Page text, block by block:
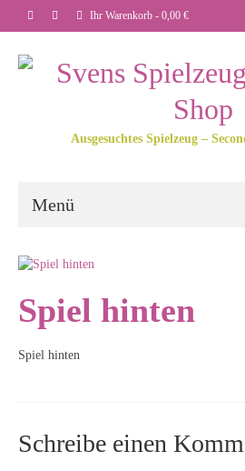
Ihr Warenkorb - 0,00 €
Ausgesuchtes Spielzeug –
Menü
Spiel hinten
Spiel hinten
Schreibe einen